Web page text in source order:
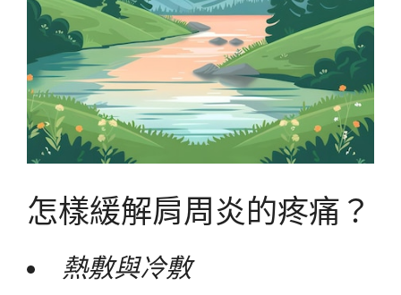
怎樣緩解肩周炎的疼痛？
熱敷與冷敷